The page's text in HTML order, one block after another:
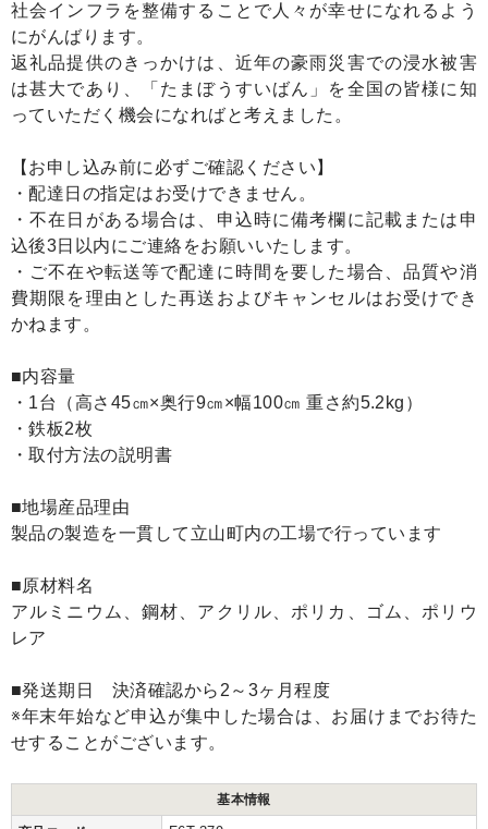
社会インフラを整備することで人々が幸せになれるよう
にがんばります。
返礼品提供のきっかけは、近年の豪雨災害での浸水被害
は甚大であり、「たまぼうすいばん」を全国の皆様に知
っていただく機会になればと考えました。
【お申し込み前に必ずご確認ください】
・配達日の指定はお受けできません。
・不在日がある場合は、申込時に備考欄に記載または申
込後3日以内にご連絡をお願いいたします。
・ご不在や転送等で配達に時間を要した場合、品質や消
費期限を理由とした再送およびキャンセルはお受けでき
かねます。
■内容量
・1台（高さ45㎝×奥行9㎝×幅100㎝ 重さ約5.2kg）
・鉄板2枚
・取付方法の説明書
■地場産品理由
製品の製造を一貫して立山町内の工場で行っています
■原材料名
アルミニウム、鋼材、アクリル、ポリカ、ゴム、ポリウ
レア
■発送期日 決済確認から2～3ヶ月程度
※年末年始など申込が集中した場合は、お届けまでお待た
せすることがございます。
基本情報